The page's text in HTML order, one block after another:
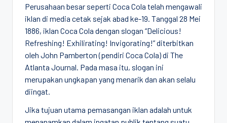
Perusahaan besar seperti Coca Cola telah mengawali
iklan di media cetak sejak abad ke-19. Tanggal 28 Mei
1886, iklan Coca Cola dengan slogan “Delicious!
Refreshing! Exhilirating! Invigorating!” diterbitkan
oleh John Pamberton (pendiri Coca Cola) di The
Atlanta Journal. Pada masa itu, slogan ini
merupakan ungkapan yang menarik dan akan selalu
diingat.
Jika tujuan utama pemasangan iklan adalah untuk